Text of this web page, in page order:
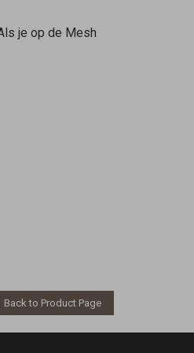
je op de Mesh
Back to Product Page